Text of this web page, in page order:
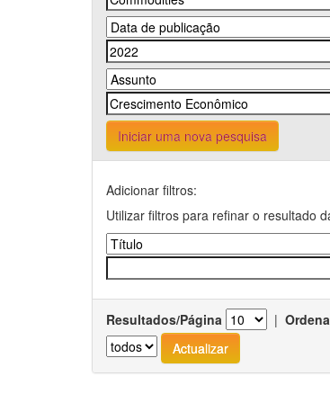
Iniciar uma nova pesquisa
Adicionar filtros:
Utilizar filtros para refinar o resultado
Resultados/Página |